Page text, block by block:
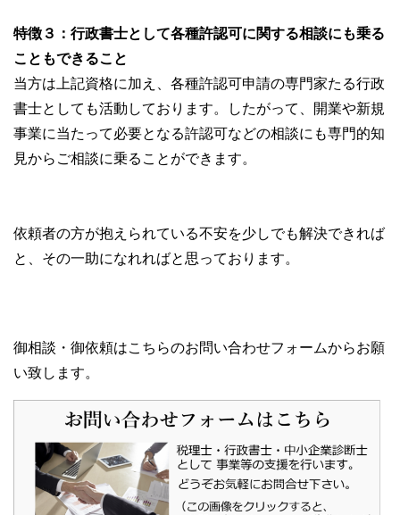
特徴３：行政書士として各種許認可に関する相談にも乗る
こともできること
当方は上記資格に加え、各種許認可申請の専門家たる行政
書士としても活動しております。したがって、開業や新規
事業に当たって必要となる許認可などの相談にも専門的知
見からご相談に乗ることができます。
依頼者の方が抱えられている不安を少しでも解決できれば
と、その一助になれればと思っております。
御相談・御依頼はこちらのお問い合わせフォームからお願
い致します。